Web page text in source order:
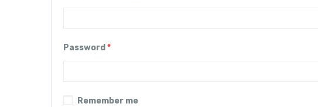
Password *
Remember me